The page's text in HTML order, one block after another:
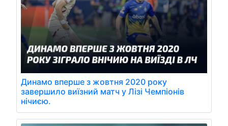
Динамо вперше з жовтня 2020 року
завершило виїзний матч у Лізі Чемпіонів
нічиєю.